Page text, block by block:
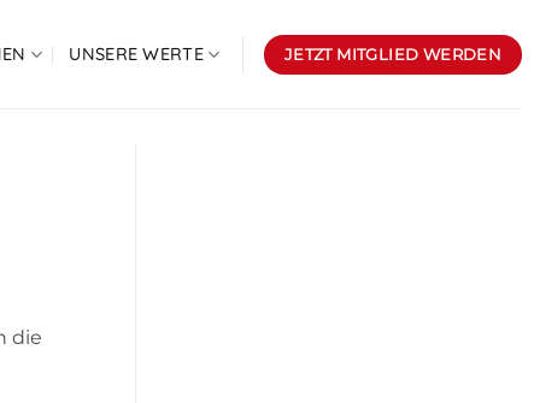
UNSERE WERTE JETZT MITGLIED WERDEN
die